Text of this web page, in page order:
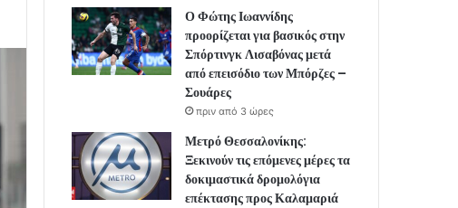
Ο Φώτης Ιωαννίδης
προορίζεται για βασικός στην
Σπόρτινγκ Λισαβόνας μετά
από επεισόδιο των Μπόρζες –
Σουάρες
πριν από 3 ώρες
Μετρό Θεσσαλονίκης:
Ξεκινούν τις επόμενες μέρες τα
δοκιμαστικά δρομολόγια
επέκτασης προς Καλαμαριά